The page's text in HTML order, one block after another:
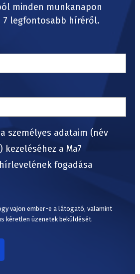
minden munkanapon
legfontosabb híréről.
személyes adataim (név
a Ma7
fogadása
vajon ember-e a látogató, valamint
kéretlen üzenetek beküldését.